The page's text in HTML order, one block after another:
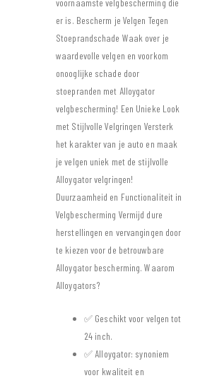
voornaamste velgbescherming die
er is. Bescherm je Velgen Tegen
Stoeprandschade Waak over je
waardevolle velgen en voorkom
onooglijke schade door
stoepranden met Alloygator
velgbescherming! Een Unieke Look
met Stijlvolle Velgringen Versterk
het karakter van je auto en maak
je velgen uniek met de stijlvolle
Alloygator velgringen!
Duurzaamheid en Functionaliteit in
Velgbescherming Vermijd dure
herstellingen en vervangingen door
te kiezen voor de betrouwbare
Alloygator bescherming.Waarom
Alloygators?
✅ Geschikt voor velgen tot
24 inch.
✅ Alloygator: synoniem
voor kwaliteit en